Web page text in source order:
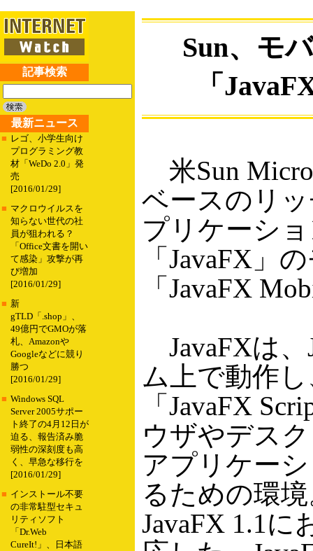
記事検索
最新ニュース
■ レゴ、小学生向け
プログラミング教
材「WeDo 2.0」発
売
[2016/01/29]
■ マクロウイルスを
知らない世代の社
員が狙われる？
「Office文書を開い
て感染」攻撃が再
び増加
[2016/01/29]
■ 新
gTLD「.shop」、
49億円でGMOが落
札、Amazonや
Googleなどに競り
勝つ
[2016/01/29]
■ Windows SQL
Server 2005サポー
ト終了の4月12日が
迫る、報告済み脆
弱性の深刻度も高
く、早急な移行を
[2016/01/29]
■ インストール不要
の非常駐型セキュ
リティソフト
「Dr.Web
CureIt!」、日本語
Sun、モ
「
米Sun
ベースのリ
プリケーシ
「JavaFX」
「JavaFX
JavaFXは、
ム上で動作
「JavaFX
ウザやデス
アプリケー
るための環
JavaFX 1.1